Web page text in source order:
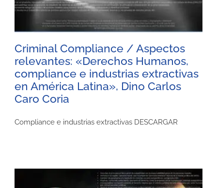
Criminal Compliance / Aspectos
relevantes: «Derechos Humanos,
compliance e industrias extractivas
en América Latina», Dino Carlos
Caro Coria
Compliance e industrias extractivas DESCARGAR